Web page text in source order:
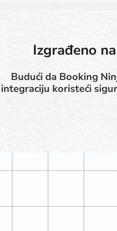
Izgrađeno
Budući da Booking
integraciju koristeći